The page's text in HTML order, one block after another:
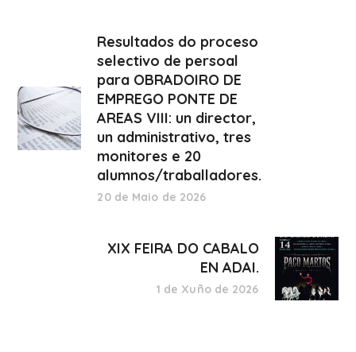
Resultados do proceso
selectivo de persoal
para OBRADOIRO DE
EMPREGO PONTE DE
AREAS VIII: un director,
un administrativo, tres
monitores e 20
alumnos/traballadores.
20 de Maio de 2026
XIX FEIRA DO CABALO
EN ADAI.
1 de Xuño de 2026